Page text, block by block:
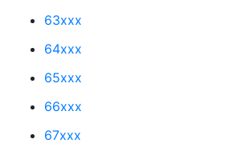
63xxx
64xxx
65xxx
66xxx
67xxx